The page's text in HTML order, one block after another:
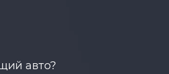
авто?